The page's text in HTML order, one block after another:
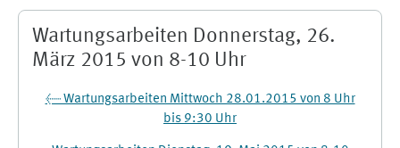
Wartungsarbeiten Donnerstag, 26.
März 2015 von 8-10 Uhr
← Wartungsarbeiten Mittwoch 28.01.2015 von 8 Uhr
bis 9:30 Uhr